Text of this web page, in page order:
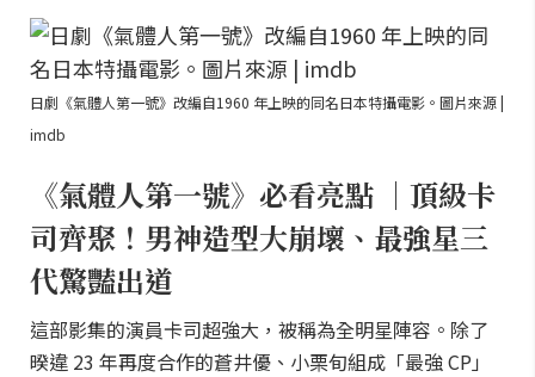
日劇《氣體人第一號》改編自1960 年上映的同名日本特攝電影。圖片來源 |
imdb
《氣體人第一號》必看亮點 ｜頂級卡
司齊聚！男神造型大崩壞、最強星三
代驚豔出道
這部影集的演員卡司超強大，被稱為全明星陣容。除了
暌違 23 年再度合作的蒼井優、小栗旬組成「最強 CP」